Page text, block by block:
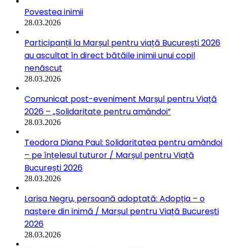
Povestea inimii
28.03.2026
Participanții la Marșul pentru viață București 2026
au ascultat în direct bătăile inimii unui copil
nenăscut
28.03.2026
Comunicat post-eveniment Marșul pentru Viață
2026 – „Solidaritate pentru amândoi”
28.03.2026
Teodora Diana Paul: Solidaritatea pentru amândoi
– pe înțelesul tuturor / Marșul pentru Viață
București 2026
28.03.2026
Larisa Negru, persoană adoptată: Adopția – o
naștere din inimă / Marșul pentru Viață București
2026
28.03.2026